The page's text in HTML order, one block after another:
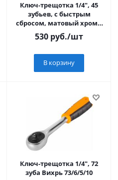
Ключ-трещотка 1/4", 45
зубьев, с быстрым
сбросом, матовый хром//
Сибртех
530 руб./шт
В корзину
Ключ-трещотка 1/4", 72
зуба Вихрь 73/6/5/10